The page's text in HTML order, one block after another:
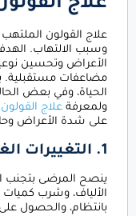
علاج
علاج القولون
وسبب الالتهاب.
الأعراض وتحسين
مضاعفات مستقبلية.
الحياة، وفي بعض
ولمعرفة علاج
على شدة الأعراض
1. التغييرات الغذائية ونمط الحياة
ينصح المرضى بتجنب
الألياف، وشرب
بانتظام، والحصول